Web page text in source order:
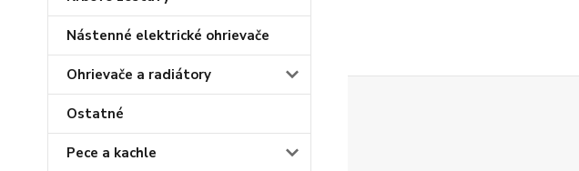
Nástenné elektrické ohrievače
Ohrievače a radiátory
Ostatné
Pece a kachle